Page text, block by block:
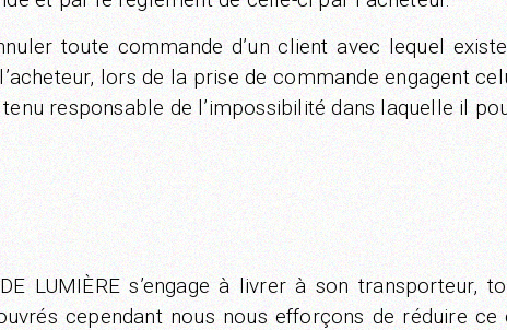
toute commande d’un client avec lequel
lors de la prise de commande engagent
responsable de l’impossibilité dans laquelle il
LUMIÈRE s’engage à livrer à son transporteur,
cependant nous nous efforçons de réduire ce